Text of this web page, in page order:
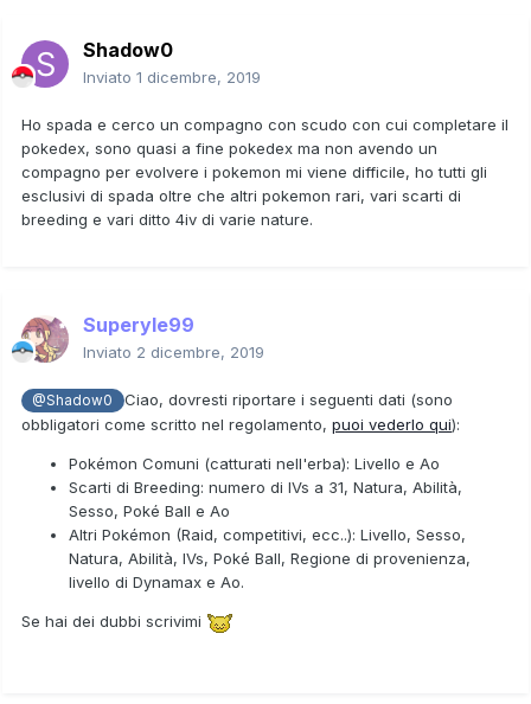
Shadow0
Inviato 1 dicembre, 2019
Ho spada e cerco un compagno con scudo con cui completare il
pokedex, sono quasi a fine pokedex ma non avendo un
compagno per evolvere i pokemon mi viene difficile, ho tutti gli
esclusivi di spada oltre che altri pokemon rari, vari scarti di
breeding e vari ditto 4iv di varie nature.
Superyle99
Inviato 2 dicembre, 2019
@Shadow0
Ciao, dovresti riportare i seguenti dati (sono
obbligatori come scritto nel regolamento, puoi vederlo qui):
Pokémon Comuni (catturati nell'erba): Livello e Ao
Scarti di Breeding: numero di IVs a 31, Natura, Abilità,
Sesso, Poké Ball e Ao
Altri Pokémon (Raid, competitivi, ecc..): Livello, Sesso,
Natura, Abilità, IVs, Poké Ball, Regione di provenienza,
livello di Dynamax e Ao.
Se hai dei dubbi scrivimi